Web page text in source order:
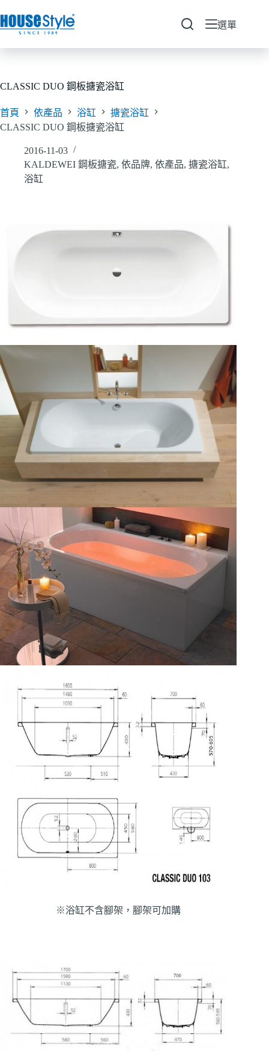
至
要
選單
CLASSIC DUO 鋼板搪瓷浴缸
首頁 依產品 浴缸
搪瓷浴缸
CLASSIC DUO 鋼板搪瓷浴缸
2016-11-03
KALDEWEI 鋼板搪瓷, 依品牌, 依產品, 搪瓷浴缸,
浴缸
※浴缸不含腳架，腳架可加購